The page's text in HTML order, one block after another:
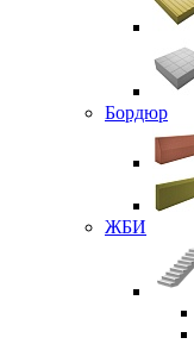
Бордюр
ЖБИ